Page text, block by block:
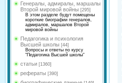
Генералы, адмиралы, маршалы
Второй мировой войны [295]
В этом разделе будут помещены
короткие биографии генералов,
адмиралов, маршалов Второй
мировой войны
Педагогика и психология
Высшей школы [44]
Вопросы и ответы по курсу
"Педагогика Высшей школы"
статьи [1360]
рефераты [390]